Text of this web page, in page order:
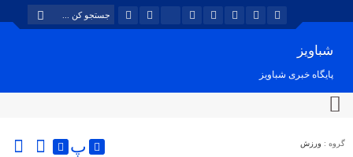
شباویز
پایگاه خبری شباویز
گروه : ورزش پ